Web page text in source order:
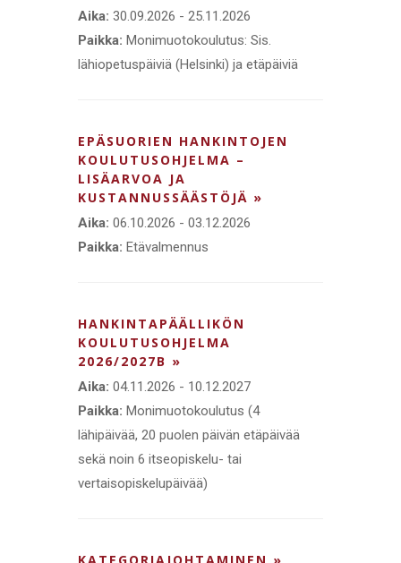
Aika: 30.09.2026 - 25.11.2026
Paikka: Monimuotokoulutus: Sis.
lähiopetuspäiviä (Helsinki) ja etäpäiviä
EPÄSUORIEN HANKINTOJEN
KOULUTUSOHJELMA –
LISÄARVOA JA
KUSTANNUSSÄÄSTÖJÄ »
Aika: 06.10.2026 - 03.12.2026
Paikka: Etävalmennus
HANKINTAPÄÄLLIKÖN
KOULUTUSOHJELMA
2026/2027B »
Aika: 04.11.2026 - 10.12.2027
Paikka: Monimuotokoulutus (4
lähipäivää, 20 puolen päivän etäpäivää
sekä noin 6 itseopiskelu- tai
vertaisopiskelupäivää)